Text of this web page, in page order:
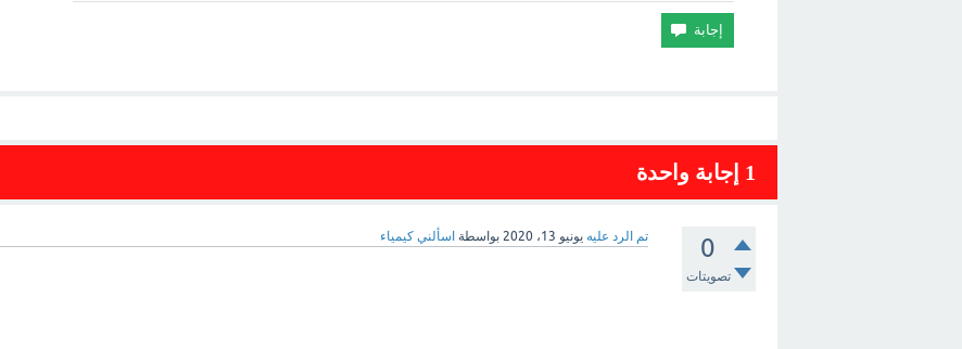
1 إجابة واحدة
0
تصويتات
تم الرد عليه يونيو 13، 2020 بواسطة اسألني كيمياء